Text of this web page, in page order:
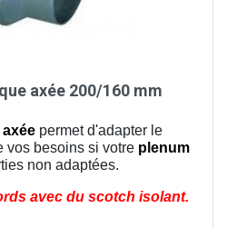
axée 200/160 mm
permet d'adapter le
vos besoins si votre plenum
non adaptées.
avec du scotch isolant.